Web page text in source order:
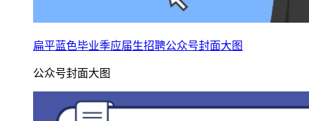
扁平蓝色毕业季应届生招聘公众号封面大图
公众号封面大图